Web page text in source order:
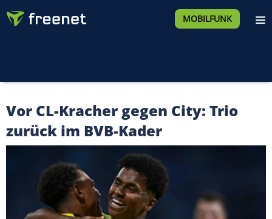
MOBILFUNK
Vor CL-Kracher gegen City: Trio
zurück im BVB-Kader